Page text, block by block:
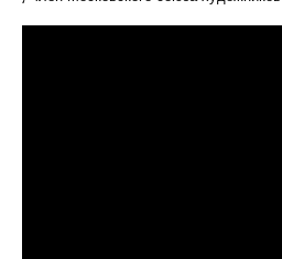
Доп. образование